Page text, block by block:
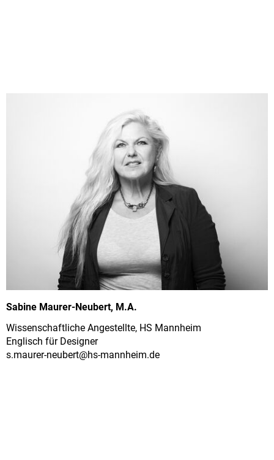
Sabine Maurer-Neubert, M.A.
Wissenschaftliche Angestellte, HS Mannheim
Englisch für Designer
s.maurer-neubert@hs-mannheim.de